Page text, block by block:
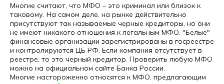
Многие считают, что МФО – это криминал или близок к
таковому. На самом деле, на рынке действительно
присутствуют так называемые черные кредиторы, но они
не имеют никакого отношения к легальным МФО. "Белые"
финансовые организации зарегистрированы в госреестре
и контролируются ЦБ РФ. Если компания отсутствует в
реестре, то это черный кредитор. Проверить любую МФО
можно на официальном сайте Банка России.
Многие настороженно относятся к МФО, предлагающим